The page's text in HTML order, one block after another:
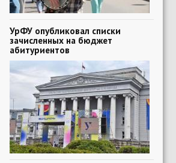
УрФУ опубликовал списки
зачисленных на бюджет
абитуриентов